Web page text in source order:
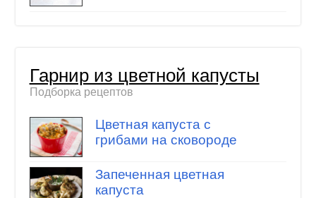
Гарнир из цветной капусты
Подборка рецептов
Цветная капуста с
грибами на сковороде
Запеченная цветная
капуста